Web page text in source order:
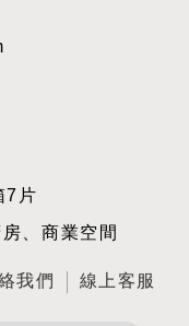
7片
、商業空間
我們 線上客服